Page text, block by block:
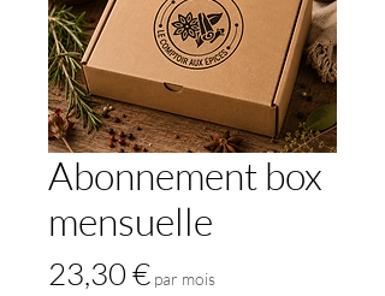
Abonnement box
mensuelle
23,30 €Prix
par mois